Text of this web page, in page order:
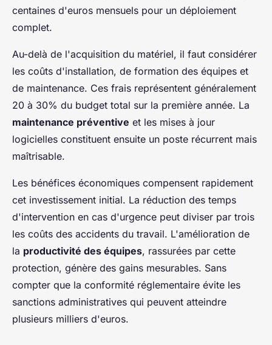
centaines d'euros mensuels pour un déploiement
complet.
Au-delà de l'acquisition du matériel, il faut considérer
les coûts d'installation, de formation des équipes et
de maintenance. Ces frais représentent généralement
20 à 30% du budget total sur la première année. La
maintenance préventive et les mises à jour
logicielles constituent ensuite un poste récurrent mais
maîtrisable.
Les bénéfices économiques compensent rapidement
cet investissement initial. La réduction des temps
d'intervention en cas d'urgence peut diviser par trois
les coûts des accidents du travail. L'amélioration de
la productivité des équipes, rassurées par cette
protection, génère des gains mesurables. Sans
compter que la conformité réglementaire évite les
sanctions administratives qui peuvent atteindre
plusieurs milliers d'euros.